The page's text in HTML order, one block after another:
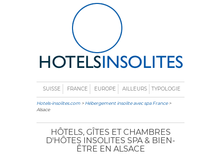
SUISSE FRANCE EUROPE AILLEURS TYPOLOGIE
Hotels-insolites.com >Hébergement insolite avec spa France>
Alsace
HÔTELS, GÎTES ET CHAMBRES
D'HÔTES INSOLITES SPA & BIEN-
ÊTRE EN ALSACE